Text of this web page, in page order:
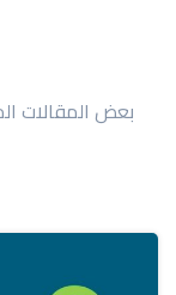
بعض المقالات